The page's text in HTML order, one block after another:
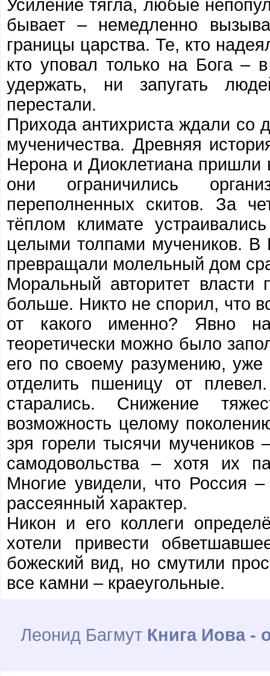
Усиление тягла, любые
бывает – немедленно
границы царства. Те, кто
кто уповал только на Бога –
удержать, ни запугать
перестали.
Прихода антихриста ждали
мученичества. Древняя
Нерона и Диоклетиана пришли
они ограничились
переполненных скитов. За
тёплом климате
целыми толпами мучеников. В
превращали молельный дом
Моральный авторитет
больше. Никто не спорил, что
от какого именно? Явно
теоретически можно было
его по своему разумению, уже
отделить пшеницу от
старались. Снижение
возможность целому
зря горели тысячи мучеников
самодовольства – хотя их
Многие увидели, что Россия
рассеянный характер.
Никон и его коллеги
хотели привести
божеский вид, но смутили
все камни – краеугольные.
Леонид Багмут Книга Иова -